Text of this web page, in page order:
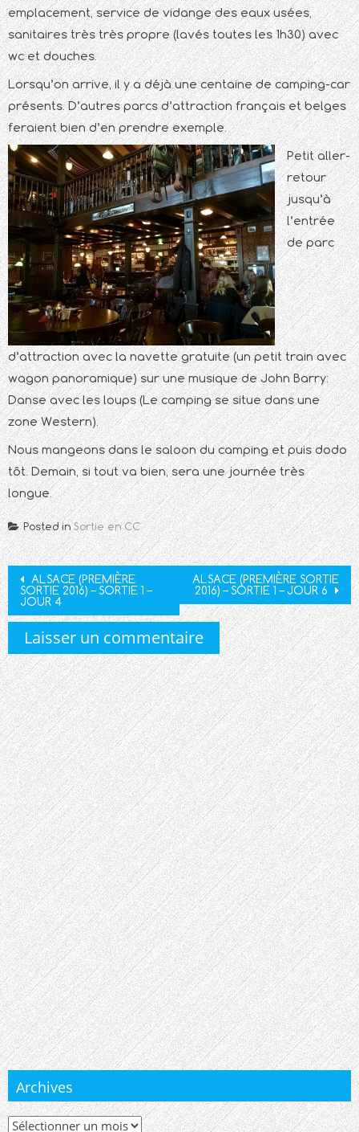
emplacement, service de vidange des eaux usées,
sanitaires très très propre (lavés toutes les 1h30) avec
wc et douches.
Lorsqu’on arrive, il y a déjà une centaine de camping-car
présents. D’autres parcs d’attraction français et belges
feraient bien d’en prendre exemple.
Petit aller-
retour
jusqu’à
l’entrée
de parc
d’attraction avec la navette gratuite (un petit train avec
wagon panoramique) sur une musique de John Barry:
Danse avec les loups (Le camping se situe dans une
zone Western).
Nous mangeons dans le saloon du camping et puis dodo
tôt. Demain, si tout va bien, sera une journée très
longue.
Posted inSortie en CC
Post
navigation
ALSACE (PREMIÈRE
SORTIE 2016) – SORTIE 1 –
JOUR 4
ALSACE (PREMIÈRE SORTIE
2016) – SORTIE 1 – JOUR 6
Laisser un commentaire
Archives
Archives